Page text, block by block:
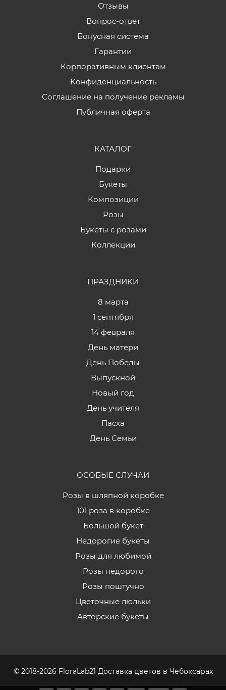
Отзывы
Вопрос-ответ
Бонусная система
Гарантии
Корпоративным клиентам
Конфиденциальность
Соглашение на получение рекламы
Публичная оферта
КАТАЛОГ
Подарки
Букеты
Композиции
Розы
Букеты с розами
Коллекции
ПРАЗДНИКИ
8 марта
1 сентября
14 февраля
День матери
День Победы
Выпускной
Новый год
День учителя
Пасха
День Семьи
ОСОБЫЕ СЛУЧАИ
Розы в шляпной коробке
101 роза в коробке
Большой букет
Недорогие букеты
Розы для любимой
Розы недорого
Розы поштучно
Цветочные люльки
Авторские букеты
© 2018-2026 FloraLab21 Доставка цветов в Чебоксарах